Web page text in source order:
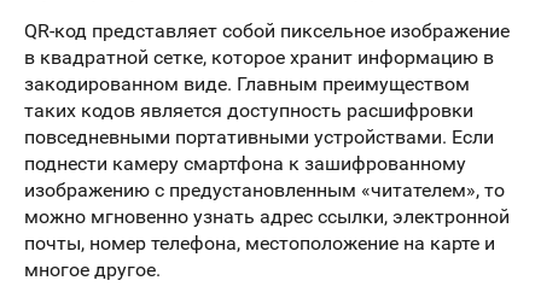
QR-код представляет собой пиксельное изображение
в квадратной сетке, которое хранит информацию в
закодированном виде. Главным преимуществом
таких кодов является доступность расшифровки
повседневными портативными устройствами. Если
поднести камеру смартфона к зашифрованному
изображению с предустановленным «читателем», то
можно мгновенно узнать адрес ссылки, электронной
почты, номер телефона, местоположение на карте и
многое другое.